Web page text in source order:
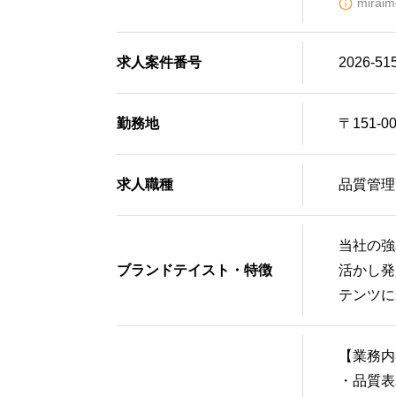
求人案件番号 2026-
勤務地 〒151-
求人職種 品質管理
ブランドテイスト・特徴
当社の
活かし
テンツ
【業務
・品質